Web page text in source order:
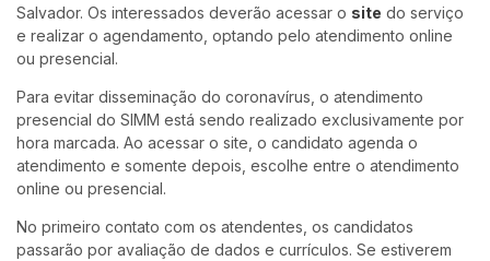
Salvador. Os interessados deverão acessar o site do serviço
e realizar o agendamento, optando pelo atendimento online
ou presencial.
Para evitar disseminação do coronavírus, o atendimento
presencial do SIMM está sendo realizado exclusivamente por
hora marcada. Ao acessar o site, o candidato agenda o
atendimento e somente depois, escolhe entre o atendimento
online ou presencial.
No primeiro contato com os atendentes, os candidatos
passarão por avaliação de dados e currículos. Se estiverem